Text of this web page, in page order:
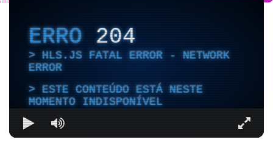
ERRO204
HLS.JS FATAL ERROR - NETWORK
ERROR
ESTE CONTEÚDO ESTÁ NESTE
MOMENTO INDISPONÍVEL